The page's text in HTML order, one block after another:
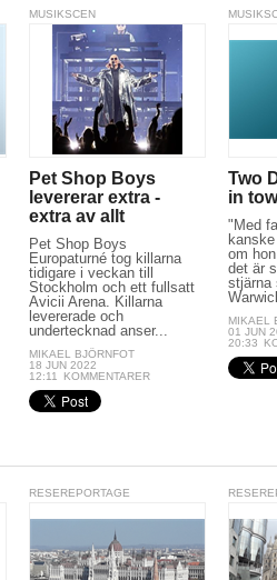
MUSIKSCEN
Pet Shop Boys
levererar extra -
extra av allt
Pet Shop Boys
Europaturné tog killarna
tidigare i veckan till
Stockholm och ett fullsatt
Avicii Arena. Killarna
levererade och
undertecknad anser...
MIKAEL BJÖRNFOT
18 JUN 2022
12:11
KOMMENTARER
Two
in
"Med
om
det är
stjärna
MIKAEL
01 JUN
20:33
RESEREPORTAGE